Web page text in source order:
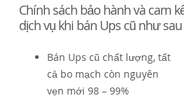
Chính sách bảo hành và cam
dịch vụ khi bán Ups cũ như sau
Bán Ups cũ chất lượng, tất
cả bo mạch còn nguyên
vẹn mới 98 – 99%